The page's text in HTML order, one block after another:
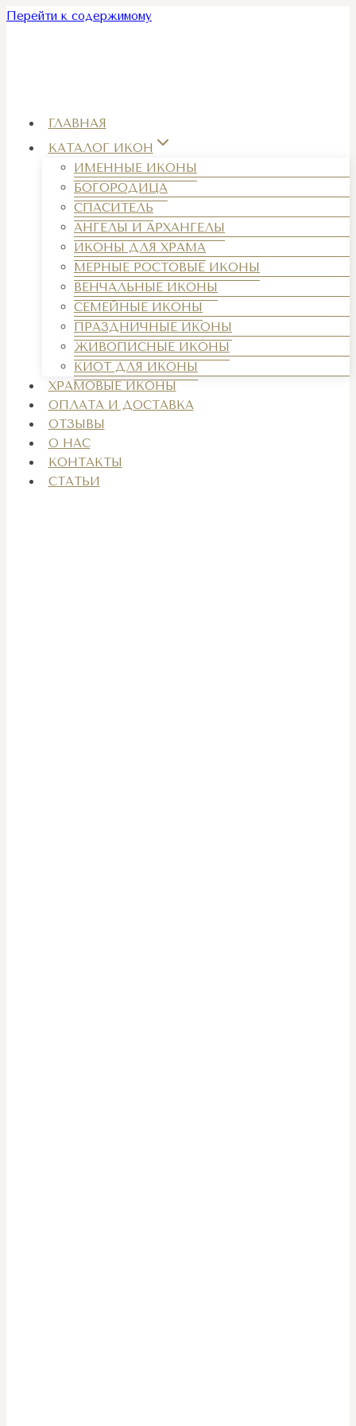
Перейти к содержимому
ГЛАВНАЯ
КАТАЛОГ ИКОН
ИМЕННЫЕ ИКОНЫ
БОГОРОДИЦА
СПАСИТЕЛЬ
АНГЕЛЫ И АРХАНГЕЛЫ
ИКОНЫ ДЛЯ ХРАМА
МЕРНЫЕ РОСТОВЫЕ ИКОНЫ
ВЕНЧАЛЬНЫЕ ИКОНЫ
СЕМЕЙНЫЕ ИКОНЫ
ПРАЗДНИЧНЫЕ ИКОНЫ
ЖИВОПИСНЫЕ ИКОНЫ
КИОТ ДЛЯ ИКОНЫ
ХРАМОВЫЕ ИКОНЫ
ОПЛАТА И ДОСТАВКА
ОТЗЫВЫ
О НАС
КОНТАКТЫ
СТАТЬИ